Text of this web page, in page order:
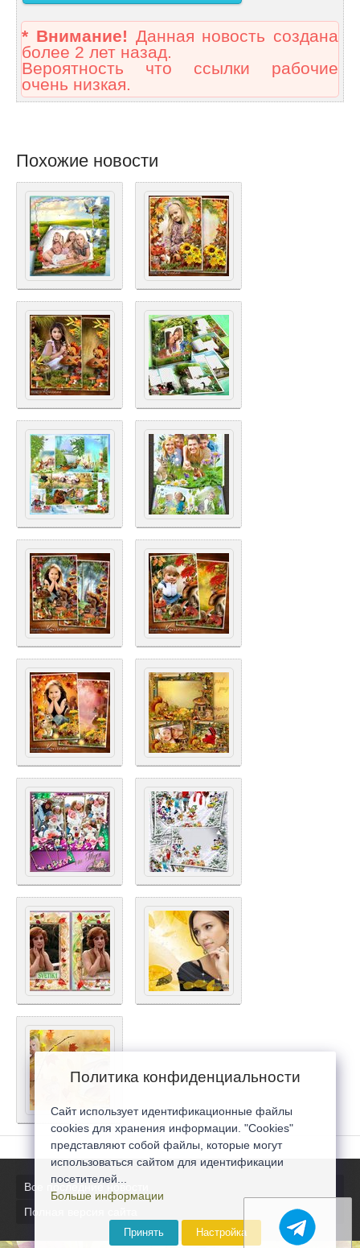
* Внимание! Данная новость создана
более 2 лет назад.
Вероятность что ссылки рабочие
очень низкая.
Похожие новости
Все последние новости
Полная версия сайта
Политика конфиденциальности
Сайт использует идентификационные файлы
cookies для хранения информации. "Cookies"
представляют собой файлы, которые могут
использоваться сайтом для идентификации
посетителей...
Больше информации
Принять Настройка